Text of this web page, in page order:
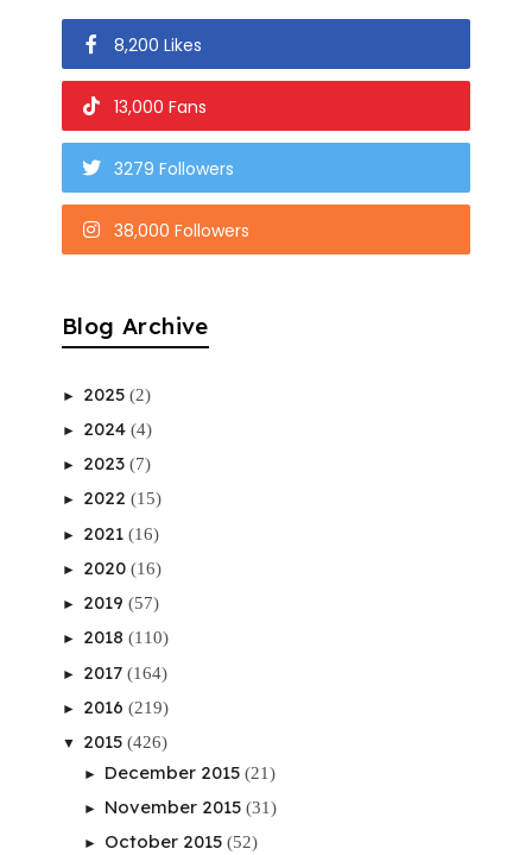
8,200 Likes
13,000 Fans
3279 Followers
38,000 Followers
Blog Archive
► 2025 (2)
► 2024 (4)
► 2023 (7)
► 2022 (15)
► 2021 (16)
► 2020 (16)
► 2019 (57)
► 2018 (110)
► 2017 (164)
► 2016 (219)
▼ 2015 (426)
► December 2015 (21)
► November 2015 (31)
► October 2015 (52)